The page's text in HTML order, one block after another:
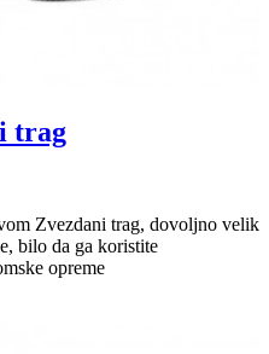
trag
Zvezdani trag, dovoljno velik
bilo da ga koristite
opreme